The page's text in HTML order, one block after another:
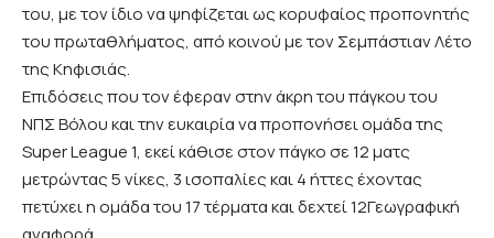
του, με τον ίδιο να ψηφίζεται ως κορυφαίος προπονητής
του πρωταθλήματος, από κοινού με τον Σεμπάστιαν Λέτο
της Κηφισιάς.
Επιδόσεις που τον έφεραν στην άκρη του πάγκου του
ΝΠΣ Βόλου και την ευκαιρία να προπονήσει ομάδα της
Super League 1, εκεί κάθισε στον πάγκο σε 12 ματς
μετρώντας 5 νίκες, 3 ισοπαλίες και 4 ήττες έχοντας
πετύχει η ομάδα του 17 τέρματα και δεχτεί 12Γεωγραφική